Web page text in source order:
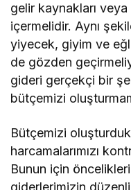
gelir kaynakları veya
içermelidir. Aynı
yiyecek, giyim ve
de gözden
gideri gerçekçi bir
bütçemizi
Bütçemizi
harcamalarımızı
Bunun için
giderlerimizin düzenli